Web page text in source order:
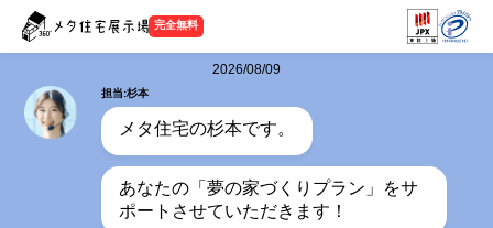
完全無料
2026/08/09
担当:杉本
メタ住宅の杉本です。
あなたの「夢の家づくりプラン」をサ
ポートさせていただきます！